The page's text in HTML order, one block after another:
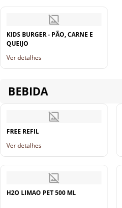
KIDS BURGER - PÃO, CARNE E
QUEIJO
Ver detalhes
BEBIDA
FREE REFIL
Ver detalhes
H2O LIMAO PET 500 ML